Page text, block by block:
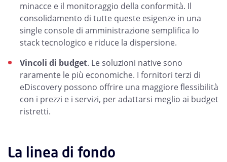
minacce e il monitoraggio della conformità. Il
consolidamento di tutte queste esigenze in una
single console di amministrazione semplifica lo
stack tecnologico e riduce la dispersione.
Vincoli di budget. Le soluzioni native sono
raramente le più economiche. I fornitori terzi di
eDiscovery possono offrire una maggiore flessibilità
con i prezzi e i servizi, per adattarsi meglio ai budget
ristretti.
La linea di fondo